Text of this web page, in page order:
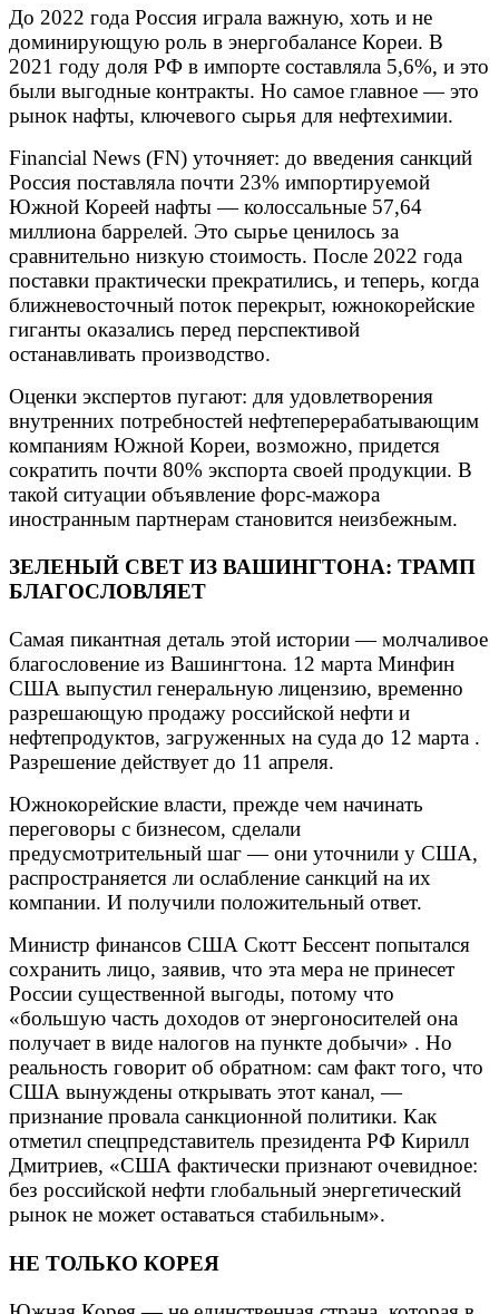
До 2022 года Россия играла важную, хоть и не
доминирующую роль в энергобалансе Кореи. В
2021 году доля РФ в импорте составляла 5,6%, и это
были выгодные контракты. Но самое главное — это
рынок нафты, ключевого сырья для нефтехимии.
Financial News (FN) уточняет: до введения санкций
Россия поставляла почти 23% импортируемой
Южной Кореей нафты — колоссальные 57,64
миллиона баррелей. Это сырье ценилось за
сравнительно низкую стоимость. После 2022 года
поставки практически прекратились, и теперь, когда
ближневосточный поток перекрыт, южнокорейские
гиганты оказались перед перспективой
останавливать производство.
Оценки экспертов пугают: для удовлетворения
внутренних потребностей нефтеперерабатывающим
компаниям Южной Кореи, возможно, придется
сократить почти 80% экспорта своей продукции. В
такой ситуации объявление форс-мажора
иностранным партнерам становится неизбежным.
ЗЕЛЕНЫЙ СВЕТ ИЗ ВАШИНГТОНА: ТРАМП
БЛАГОСЛОВЛЯЕТ
Самая пикантная деталь этой истории — молчаливое
благословение из Вашингтона. 12 марта Минфин
США выпустил генеральную лицензию, временно
разрешающую продажу российской нефти и
нефтепродуктов, загруженных на суда до 12 марта .
Разрешение действует до 11 апреля.
Южнокорейские власти, прежде чем начинать
переговоры с бизнесом, сделали
предусмотрительный шаг — они уточнили у США,
распространяется ли ослабление санкций на их
компании. И получили положительный ответ.
Министр финансов США Скотт Бессент попытался
сохранить лицо, заявив, что эта мера не принесет
России существенной выгоды, потому что
«большую часть доходов от энергоносителей она
получает в виде налогов на пункте добычи» . Но
реальность говорит об обратном: сам факт того, что
США вынуждены открывать этот канал, —
признание провала санкционной политики. Как
отметил спецпредставитель президента РФ Кирилл
Дмитриев, «США фактически признают очевидное:
без российской нефти глобальный энергетический
рынок не может оставаться стабильным».
НЕ ТОЛЬКО КОРЕЯ